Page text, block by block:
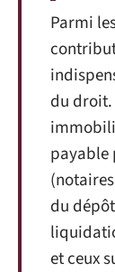
Parmi
du
payable
du
et ceux